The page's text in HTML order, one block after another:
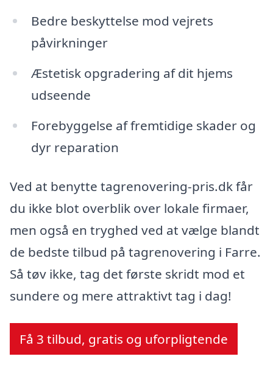
Bedre beskyttelse mod vejrets
påvirkninger
Æstetisk opgradering af dit hjems
udseende
Forebyggelse af fremtidige skader og
dyr reparation
Ved at benytte tagrenovering-pris.dk får
du ikke blot overblik over lokale firmaer,
men også en tryghed ved at vælge blandt
de bedste tilbud på tagrenovering i Farre.
Så tøv ikke, tag det første skridt mod et
sundere og mere attraktivt tag i dag!
Få 3 tilbud, gratis og uforpligtende